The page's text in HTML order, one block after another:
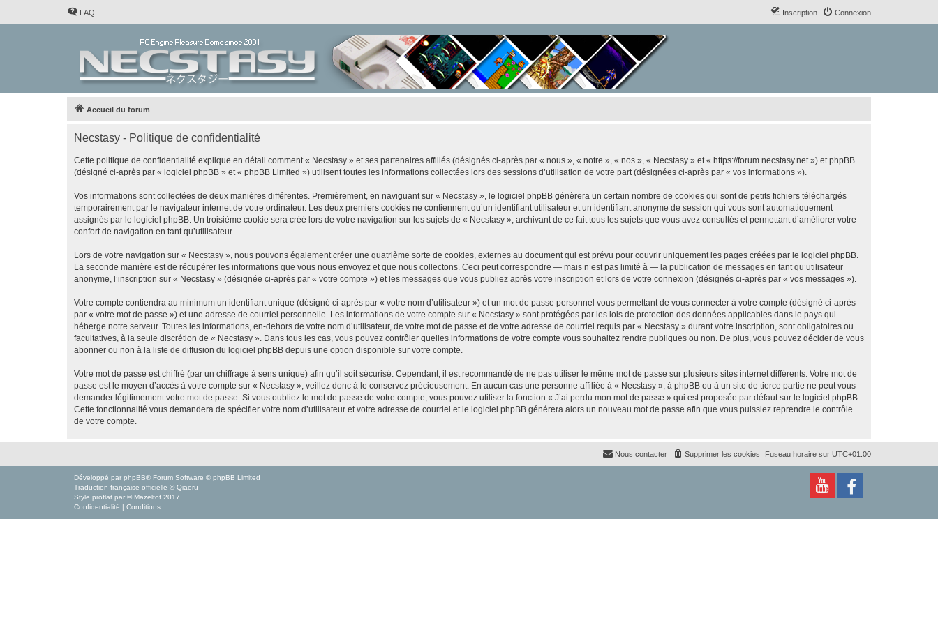
FAQ Connexion
Inscription
Accueil du forum
Necstasy - Politique de confidentialité
Cette politique de confidentialité explique en détail comment « Necstasy » et ses partenaires affiliés (désignés ci-après par « nous », « notre », « nos », « Necstasy » et « https://forum.necstasy.net ») et phpBB
(désigné ci-après par « logiciel phpBB » et « phpBB Limited ») utilisent toutes les informations collectées lors des sessions d’utilisation de votre part (désignées ci-après par « vos informations »).
Vos informations sont collectées de deux manières différentes. Premièrement, en naviguant sur « Necstasy », le logiciel phpBB génèrera un certain nombre de cookies qui sont de petits fichiers téléchargés
temporairement par le navigateur internet de votre ordinateur. Les deux premiers cookies ne contiennent qu’un identifiant utilisateur et un identifiant anonyme de session qui vous sont automatiquement
assignés par le logiciel phpBB. Un troisième cookie sera créé lors de votre navigation sur les sujets de « Necstasy », archivant de ce fait tous les sujets que vous avez consultés et permettant d’améliorer votre
confort de navigation en tant qu’utilisateur.
Lors de votre navigation sur « Necstasy », nous pouvons également créer une quatrième sorte de cookies, externes au document qui est prévu pour couvrir uniquement les pages créées par le logiciel phpBB.
La seconde manière est de récupérer les informations que vous nous envoyez et que nous collectons. Ceci peut correspondre — mais n’est pas limité à — la publication de messages en tant qu’utilisateur
anonyme, l’inscription sur « Necstasy » (désignée ci-après par « votre compte ») et les messages que vous publiez après votre inscription et lors de votre connexion (désignés ci-après par « vos messages »).
Votre compte contiendra au minimum un identifiant unique (désigné ci-après par « votre nom d’utilisateur ») et un mot de passe personnel vous permettant de vous connecter à votre compte (désigné ci-après
par « votre mot de passe ») et une adresse de courriel personnelle. Les informations de votre compte sur « Necstasy » sont protégées par les lois de protection des données applicables dans le pays qui
héberge notre serveur. Toutes les informations, en-dehors de votre nom d’utilisateur, de votre mot de passe et de votre adresse de courriel requis par « Necstasy » durant votre inscription, sont obligatoires ou
facultatives, à la seule discrétion de « Necstasy ». Dans tous les cas, vous pouvez contrôler quelles informations de votre compte vous souhaitez rendre publiques ou non. De plus, vous pouvez décider de vous
abonner ou non à la liste de diffusion du logiciel phpBB depuis une option disponible sur votre compte.
Votre mot de passe est chiffré (par un chiffrage à sens unique) afin qu’il soit sécurisé. Cependant, il est recommandé de ne pas utiliser le même mot de passe sur plusieurs sites internet différents. Votre mot de
passe est le moyen d’accès à votre compte sur « Necstasy », veillez donc à le conservez précieusement. En aucun cas une personne affiliée à « Necstasy », à phpBB ou à un site de tierce partie ne peut vous
demander légitimement votre mot de passe. Si vous oubliez le mot de passe de votre compte, vous pouvez utiliser la fonction « J’ai perdu mon mot de passe » qui est proposée par défaut sur le logiciel phpBB.
Cette fonctionnalité vous demandera de spécifier votre nom d’utilisateur et votre adresse de courriel et le logiciel phpBB générera alors un nouveau mot de passe afin que vous puissiez reprendre le contrôle
de votre compte.
Fuseau horaire sur UTC+01:00
Supprimer les cookies
Nous contacter
Développé par phpBB® Forum Software © phpBB Limited
Traduction française officielle © Qiaeru
Style proflat par © Mazeltof 2017
Confidentialité | Conditions